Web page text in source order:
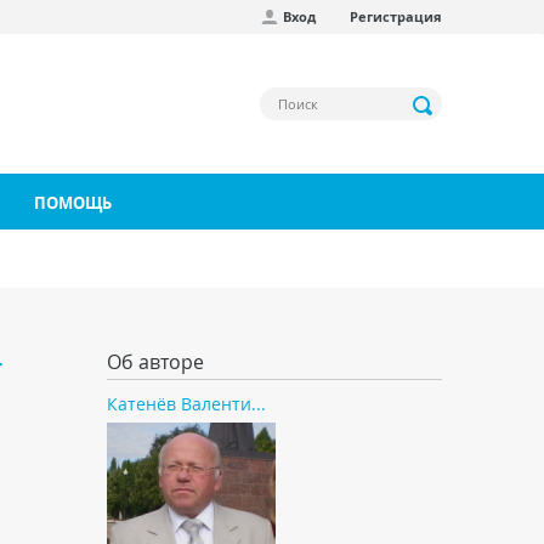
Вход Регистрация
ПОМОЩЬ
Об авторе
Катенёв Валенти...